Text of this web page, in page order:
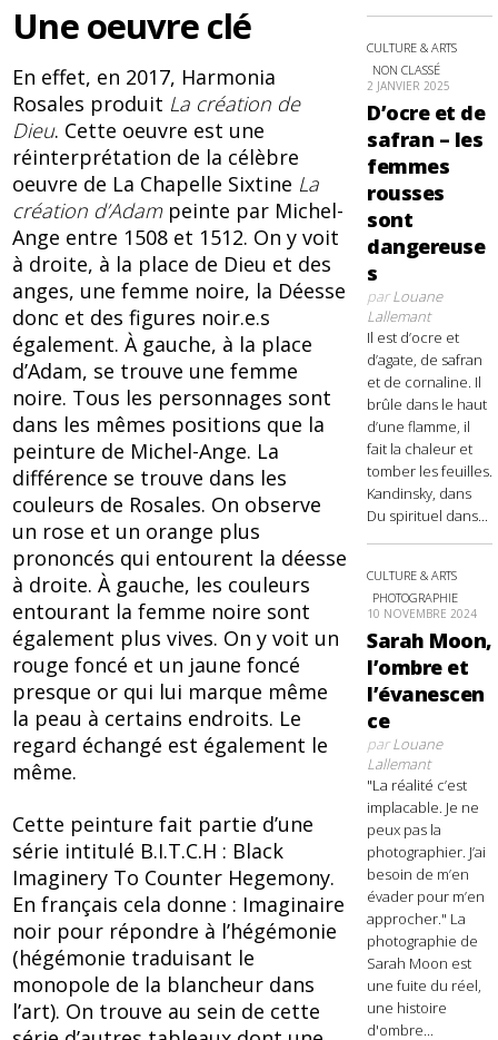
Une oeuvre clé
En effet, en 2017, Harmonia
Rosales produit La création de
Dieu. Cette oeuvre est une
réinterprétation de la célèbre
oeuvre de La Chapelle Sixtine La
création d’Adampeinte par Michel-
Ange entre 1508 et 1512. On y voit
à droite, à la place de Dieu et des
anges, une femme noire, la Déesse
donc et des figures noir.e.s
également. À gauche, à la place
d’Adam, se trouve une femme
noire. Tous les personnages sont
dans les mêmes positions que la
peinture de Michel-Ange. La
différence se trouve dans les
couleurs de Rosales. On observe
un rose et un orange plus
prononcés qui entourent la déesse
à droite. À gauche, les couleurs
entourant la femme noire sont
également plus vives. On y voit un
rouge foncé et un jaune foncé
presque or qui lui marque même
la peau à certains endroits. Le
regard échangé est également le
même.
Cette peinture fait partie d’une
série intitulé B.I.T.C.H : Black
Imaginery To Counter Hegemony.
En français cela donne : Imaginaire
noir pour répondre à l’hégémonie
(hégémonie traduisant le
monopole de la blancheur dans
l’art). On trouve au sein de cette
CULTURE & ARTS
NON CLASSÉ
2 JANVIER 2025
D’ocre et de
safran – les
femmes
rousses
sont
dangereuse
s
parLouane
Lallemant
Il est d’ocre et
d’agate, de safran
et de cornaline. Il
brûle dans le haut
d’une flamme, il
fait la chaleur et
tomber les feuilles.
Kandinsky, dans
Du spirituel dans...
CULTURE & ARTS
PHOTOGRAPHIE
10 NOVEMBRE 2024
Sarah Moon,
l’ombre et
l’évanescen
ce
parLouane
Lallemant
"La réalité c’est
implacable. Je ne
peux pas la
photographier. J’ai
besoin de m’en
évader pour m’en
approcher." La
photographie de
Sarah Moon est
une fuite du réel,
une histoire
d'ombre...